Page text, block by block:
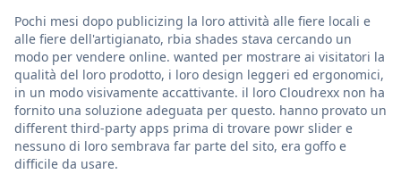
Pochi mesi dopo publicizing la loro attività alle fiere locali e
alle fiere dell'artigianato, rbia shades stava cercando un
modo per vendere online. wanted per mostrare ai visitatori la
qualità del loro prodotto, i loro design leggeri ed ergonomici,
in un modo visivamente accattivante. il loro Cloudrexx non ha
fornito una soluzione adeguata per questo. hanno provato un
different third-party apps prima di trovare powr slider e
nessuno di loro sembrava far parte del sito, era goffo e
difficile da usare.